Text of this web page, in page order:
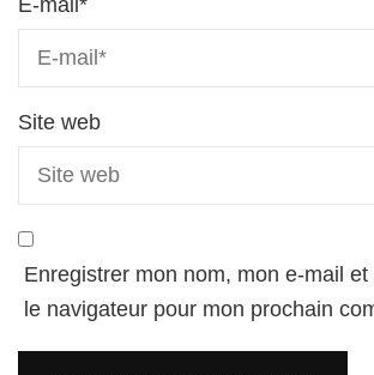
Site web
Enregistrer mon nom, mon e-mail
le navigateur pour mon prochain